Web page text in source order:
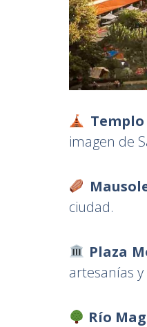
imagen de
ciudad.
Plaza
artesanías
Río